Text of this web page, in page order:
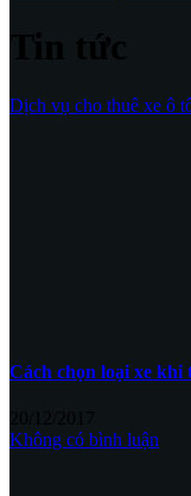
Dịch vụ cho thuê xe ô
Cách chọn loại xe khi
Không có bình luận